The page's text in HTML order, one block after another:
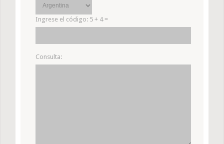
Ingrese el código: 5 + 4 =
Consulta: